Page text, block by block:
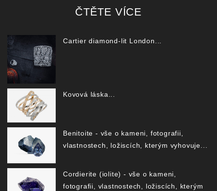
ČTĚTE VÍCE
Cartier diamond-lit London...
Kovová láska...
Benitoite - vše o kameni, fotografii,
vlastnostech, ložiscích, kterým vyhovuje...
Cordierite (iolite) - vše o kameni,
fotografii, vlastnostech, ložiscích, kterým